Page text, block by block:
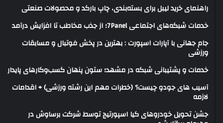
راهنمای خرید لیبل برای بسته‌بندی، چاپ بارکد و محصولات صنعتی
خدمات شبکه‌های اجتماعی 7Panel؛ از جذب مخاطب تا افزایش درآمد
جام جهانی با آپارات اسپورت : بهترین در پخش فوتبال و مسابقات
ورزشی
خدمات و پشتیبانی شبکه در مشهد؛ ستون پنهان کسب‌وکارهای پایدار
آسیب های جودو چیست؟ (خطرات مهم این رشته ورزشی) + اقدامات
لازمه
جشن تحویل خودروهای کیا اسپورتیج توسط شرکت برساوش در